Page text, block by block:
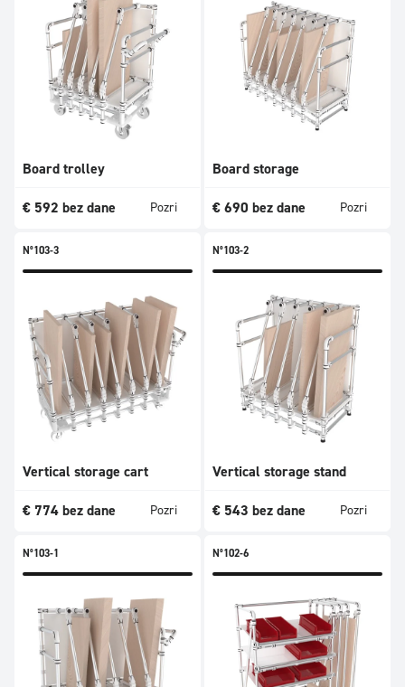
Board trolley
€ 592 bez dane Pozri
Board storage
€ 690 bez dane Pozri
N°103-3
Vertical storage cart
€ 774 bez dane Pozri
N°103-2
Vertical storage stand
€ 543 bez dane Pozri
N°103-1 N°102-6